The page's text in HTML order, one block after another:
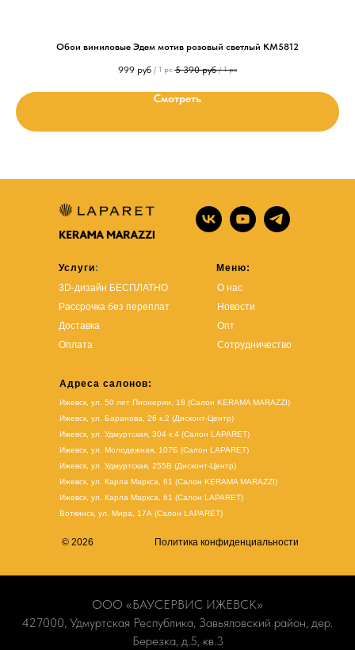
Обои виниловые Эдем мотив розовый светлый KM5812
999 руб / 1 pc 5 390 руб / 1 pc
Смотреть
Услуги:
3D-дизайн БЕСПЛАТНО
Рассрочка без переплат
Доставка
Оплата
Меню:
О нас
Новости
Опт
Сотрудничество
Адреса салонов:
Ижевск, ул. 50 лет Пионерии, 18 (Салон KERAMA MARAZZI)
Ижевск, ул. Баранова, 26 к.2 (Дисконт-Центр)
Ижевск, ул. Удмуртская, 304 к.4 (Салон LAPARET)
Ижевск, ул. Молодежная, 107Б (Салон LAPARET)
Ижевск, ул. Удмуртская, 255В (Дисконт-Центр)
Ижевск, ул. Карла Маркса, 61 (Салон KERAMA MARAZZI)
Ижевск, ул. Карла Маркса, 61 (Салон LAPARET)
Воткинск, ул. Мира, 17А (Салон LAPARET)
© 2026 Политика конфиденциальности
ООО «БАУСЕРВИС ИЖЕВСК»
427000, Удмуртская Республика, Завьяловский район, дер.
Березка, д.5, кв.3